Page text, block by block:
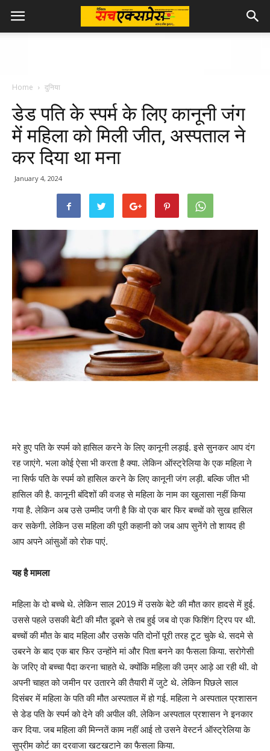
Home दुनिया
डेड पति के स्पर्म के लिए कानूनी जंग
में महिला को मिली जीत, अस्पताल ने
कर दिया था मना
January 4, 2024
मरे हुए पति के स्पर्म को हासिल करने के लिए कानूनी लड़ाई. इसे सुनकर आप दंग
रह जाएंगे. भला कोई ऐसा भी करता है क्या. लेकिन ऑस्ट्रेलिया के एक महिला ने
ना सिर्फ पति के स्पर्म को हासिल करने के लिए कानूनी जंग लड़ी. बल्कि जीत भी
हासिल की है. कानूनी बंदिशों की वजह से महिला के नाम का खुलासा नहीं किया
गया है. लेकिन अब उसे उम्मीद जगी है कि वो एक बार फिर बच्चों को सुख हासिल
कर सकेगी. लेकिन उस महिला की पूरी कहानी को जब आप सुनेंगे तो शायद ही
आप अपने आंसुओं को रोक पाएं.
यह है मामला
महिला के दो बच्चे थे. लेकिन साल 2019 में उसके बेटे की मौत कार हादसे में हुई.
उससे पहले उसकी बेटी की मौत डूबने से तब हुई जब वो एक फिशिंग ट्रिप पर थी.
बच्चों की मौत के बाद महिला और उसके पति दोनों पूरी तरह टूट चुके थे. सदमे से
उबरने के बाद एक बार फिर उन्होंने मां और पिता बनने का फैसला किया. सरोगेसी
के जरिए वो बच्चा पैदा करना चाहते थे. क्योंकि महिला की उम्र आड़े आ रही थी. वो
अपनी चाहत को जमीन पर उतारने की तैयारी में जुटे थे. लेकिन पिछले साल
दिसंबर में महिला के पति की मौत अस्पताल में हो गई. महिला ने अस्पताल प्रशासन
से डेड पति के स्पर्म को देने की अपील की. लेकिन अस्पताल प्रशासन ने इनकार
कर दिया. जब महिला की मिन्नतें काम नहीं आई तो उसने वेस्टर्न ऑस्ट्रेलिया के
सुप्रीम कोर्ट का दरवाजा खटखटाने का फैसला किया.